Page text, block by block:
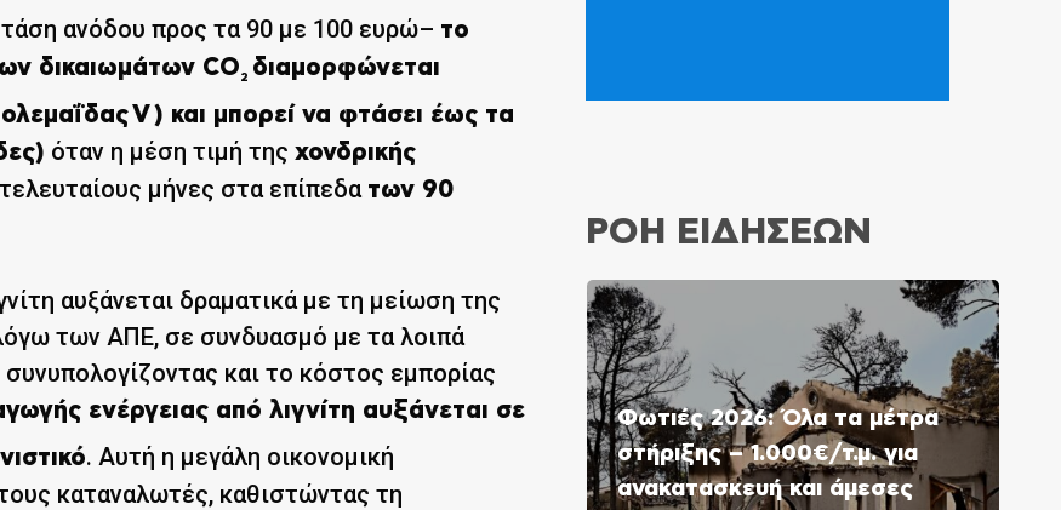
ανόδου προς τα 90 με 100 ευρώ– το
δικαιωμάτων CO 2 διαμορφώνεται
V) και μπορεί να φτάσει έως τα
όταν η μέση τιμή της χονδρικής
μήνες στα επίπεδα των 90
αυξάνεται δραματικά με τη μείωση της
των ΑΠΕ, σε συνδυασμό με τα λοιπά
και το κόστος εμπορίας
ενέργειας από λιγνίτη αυξάνεται σε
. Αυτή η μεγάλη οικονομική
καταναλωτές, καθιστώντας τη
ΡΟΗ ΕΙΔΗΣΕΩΝ
Φωτιές 2026: Όλα τα μέτρα
στήριξης – 1.000€/τ.μ. για
ανακατασκευή και άμεσες